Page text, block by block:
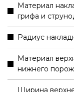
Материал
грифа и
Радиус
Материал
нижнего
Ширина